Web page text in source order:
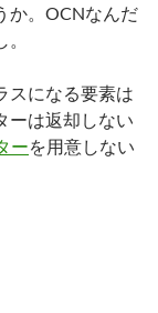
か。OCNなんだ
スになる要素は
ーは返却しない
ーを用意しない